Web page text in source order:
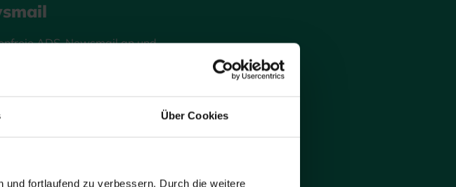
Über Cookies
fortlaufend zu verbessern. Durch die weitere
ADS-Newsmail an und
SICHERN